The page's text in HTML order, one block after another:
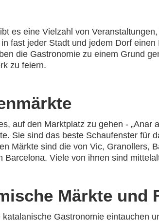
es eine Vielzahl von
fast jeder Stadt und jedem Dorf
die Gastronomie zu einem Grund
zu feiern.
auf den Marktplatz zu gehen -
Sie sind das beste Schaufenster für
Märkte sind die von Vic, Granollers,
Barcelona. Viele von ihnen sind
Märkte und
Gastronomie eintauchen